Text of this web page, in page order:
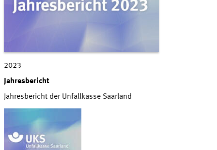
2023
Jahresbericht
Jahresbericht der Unfallkasse Saarland